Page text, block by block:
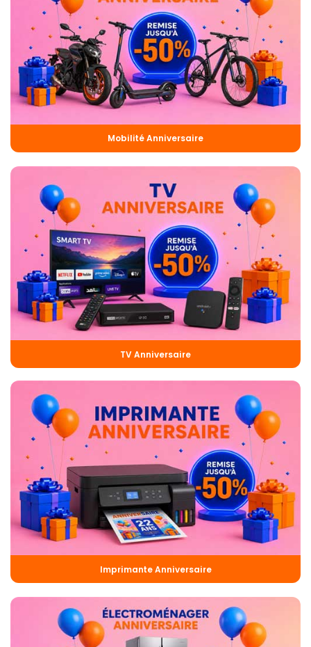
Mobilité Anniversaire
TV Anniversaire
Imprimante Anniversaire